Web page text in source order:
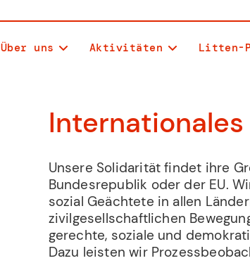
Über uns Aktivitäten Litten-
Internationales
Unsere Solidarität findet ihre
Bundesrepublik oder der EU.
sozial Geächtete in allen
zivilgesellschaftlichen
gerechte, soziale und
Dazu leisten wir